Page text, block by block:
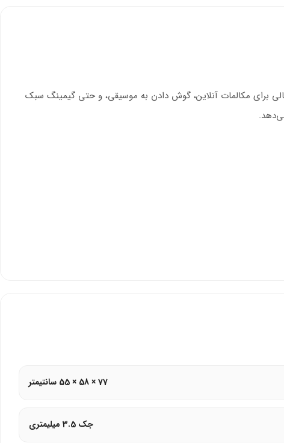
برای مکالمات آنلاین، گوش دادن به موسیقی، و حتی گیمینگ سبک
77 × 58 × 55 سانتیمتر
جک 3.5 میلیمتری